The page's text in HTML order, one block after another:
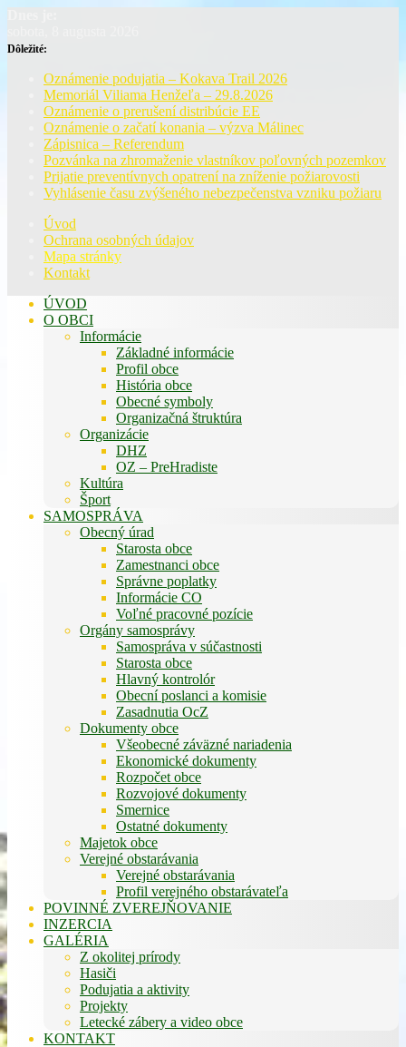
Dôležité:
Oznámenie podujatia – Kokava Trail 2026
Memoriál Viliama Henžeľa – 29.8.2026
Oznámenie o prerušení distribúcie EE
Oznámenie o začatí konania – výzva Málinec
Zápisnica – Referendum
Pozvánka na zhromaženie vlastníkov poľovných pozemkov
Prijatie preventívnych opatrení na zníženie požiarovosti
Vyhlásenie času zvýšeného nebezpečenstva vzniku požiaru
Úvod
Ochrana osobných údajov
Mapa stránky
Kontakt
ÚVOD
O OBCI
Informácie
Základné informácie
Profil obce
História obce
Obecné symboly
Organizačná štruktúra
Organizácie
DHZ
OZ – PreHradiste
Kultúra
Šport
SAMOSPRÁVA
Obecný úrad
Starosta obce
Zamestnanci obce
Správne poplatky
Informácie CO
Voľné pracovné pozície
Orgány samosprávy
Samospráva v súčastnosti
Starosta obce
Hlavný kontrolór
Obecní poslanci a komisie
Zasadnutia OcZ
Dokumenty obce
Všeobecné záväzné nariadenia
Ekonomické dokumenty
Rozpočet obce
Rozvojové dokumenty
Smernice
Ostatné dokumenty
Majetok obce
Verejné obstarávania
Verejné obstarávania
Profil verejného obstarávateľa
POVINNÉ ZVEREJŇOVANIE
INZERCIA
GALÉRIA
Z okolitej prírody
Hasiči
Podujatia a aktivity
Projekty
Letecké zábery a video obce
KONTAKT